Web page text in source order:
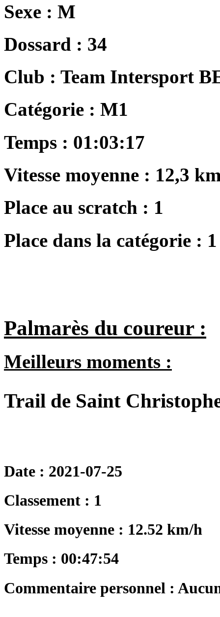
Sexe : M
Dossard : 34
Club : Team Intersport
Catégorie : M1
Temps : 01:03:17
Vitesse moyenne : 12,3
Place au scratch : 1
Place dans la catégorie : 1
Palmarès du coureur :
Meilleurs moments :
Trail de Saint
Date : 2021-07-25
Classement : 1
Vitesse moyenne : 12.52 km/h
Temps : 00:47:54
Commentaire personnel :